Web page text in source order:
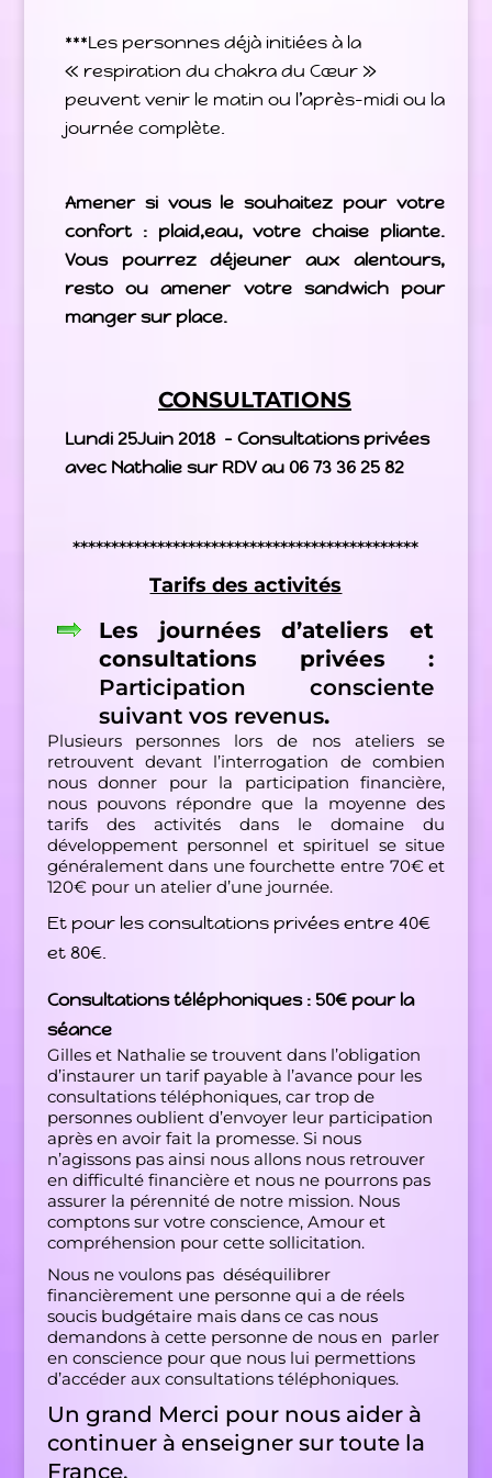
***Les personnes déjà initiées à la
« respiration du chakra du Cœur »
peuvent venir le matin ou l’après-midi ou la
journée complète.
Amener si vous le souhaitez pour votre
confort : plaid,eau, votre chaise pliante.
Vous pourrez déjeuner aux alentours,
resto ou amener votre sandwich pour
manger sur place.
CONSULTATIONS
Lundi 25Juin 2018 – Consultations privées
avec Nathalie sur RDV au 06 73 36 25 82
*********************************************
Tarifs des activités
Les journées d’ateliers et
consultations privées :
Participation consciente
suivant vos revenus.
Plusieurs personnes lors de nos ateliers se
retrouvent devant l’interrogation de combien
nous donner pour la participation financière,
nous pouvons répondre que la moyenne des
tarifs des activités dans le domaine du
développement personnel et spirituel se situe
généralement dans une fourchette entre 70€ et
120€ pour un atelier d’une journée.
Et pour les consultations privées entre 40€
et 80€.
Consultations téléphoniques : 50€ pour la
séance
Gilles et Nathalie se trouvent dans l’obligation
d’instaurer un tarif payable à l’avance pour les
consultations téléphoniques, car trop de
personnes oublient d’envoyer leur participation
après en avoir fait la promesse. Si nous
n’agissons pas ainsi nous allons nous retrouver
en difficulté financière et nous ne pourrons pas
assurer la pérennité de notre mission. Nous
comptons sur votre conscience, Amour et
compréhension pour cette sollicitation.
Nous ne voulons pas déséquilibrer
financièrement une personne qui a de réels
soucis budgétaire mais dans ce cas nous
demandons à cette personne de nous en parler
en conscience pour que nous lui permettions
d’accéder aux consultations téléphoniques.
Un grand Merci pour nous aider à
continuer à enseigner sur toute la
France.